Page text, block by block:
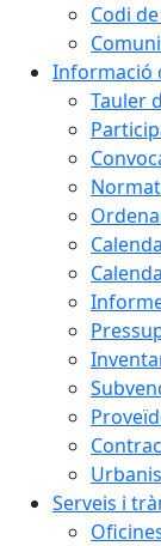
Codi
Informació
Tauler
Serveis i